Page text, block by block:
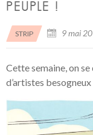
PEUPLE !
STRIP 9 mai
Cette semaine, on
d’artistes